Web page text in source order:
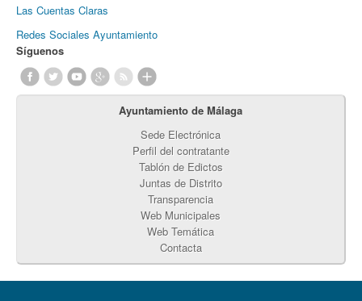
Las Cuentas Claras
Redes Sociales Ayuntamiento
Síguenos
Ayuntamiento de Málaga
Sede Electrónica
Perfil del contratante
Tablón de Edictos
Juntas de Distrito
Transparencia
Web Municipales
Web Temática
Contacta